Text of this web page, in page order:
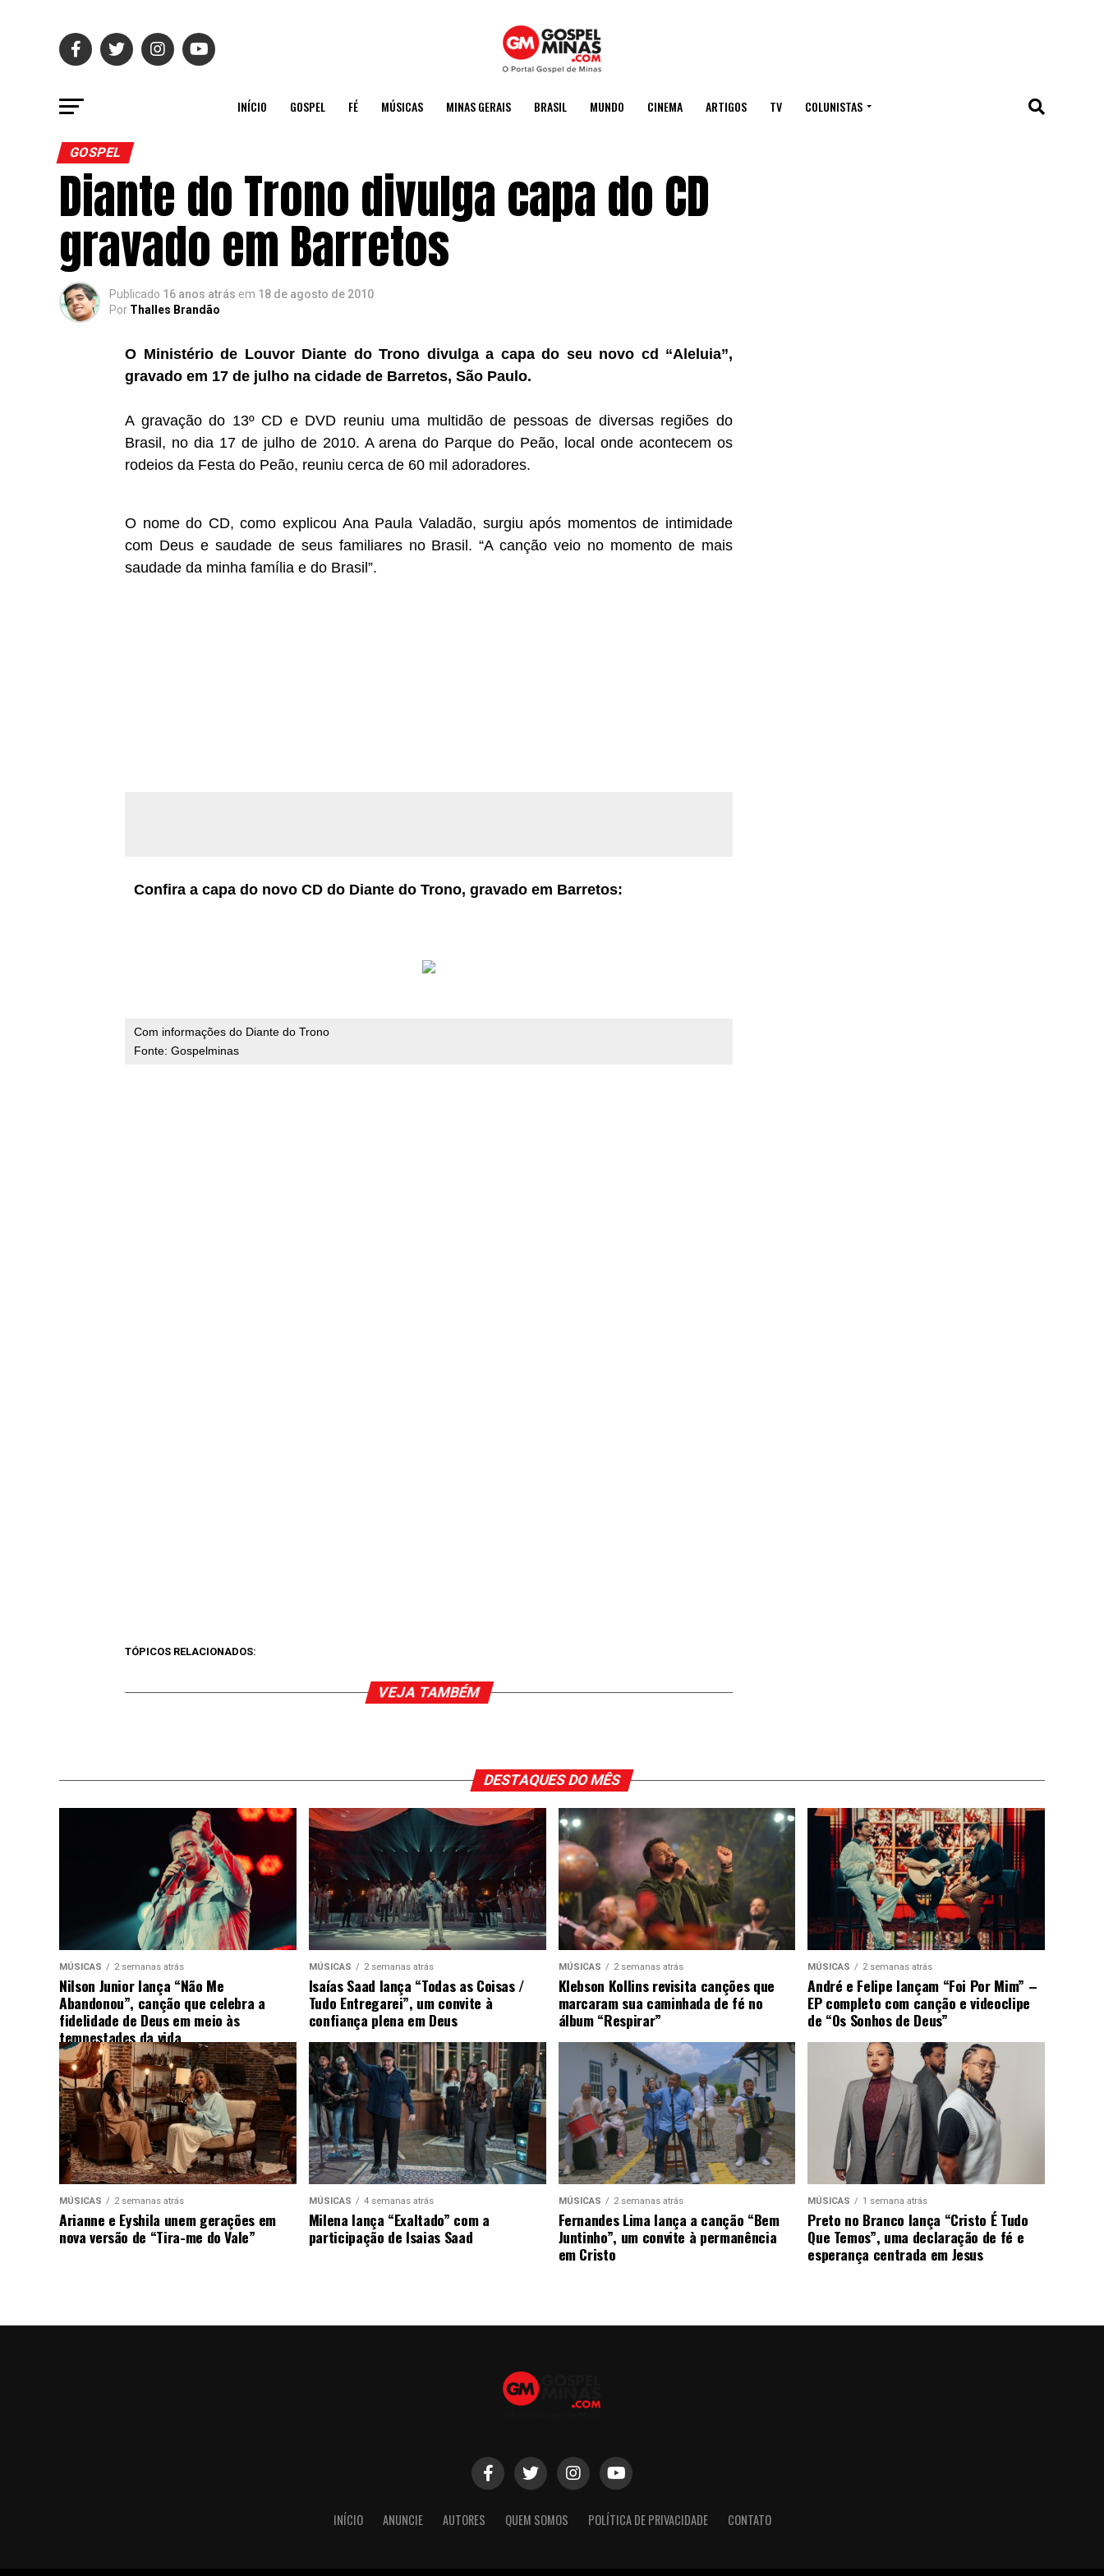
INÍCIO GOSPEL FÉ MÚSICAS MINAS GERAIS BRASIL MUNDO CINEMA ARTIGOS TV COLUNISTAS
GOSPEL
Diante do Trono divulga capa do CD
gravado em Barretos
Publicado 16 anos atrás em 18 de agosto de 2010
Por Thalles Brandão
O Ministério de Louvor Diante do Trono divulga a capa do seu novo cd “Aleluia”,
gravado em 17 de julho na cidade de Barretos, São Paulo.
A gravação do 13º CD e DVD reuniu uma multidão de pessoas de diversas regiões do
Brasil, no dia 17 de julho de 2010. A arena do Parque do Peão, local onde acontecem os
rodeios da Festa do Peão, reuniu cerca de 60 mil adoradores.
O nome do CD, como explicou Ana Paula Valadão, surgiu após momentos de intimidade
com Deus e saudade de seus familiares no Brasil. “A canção veio no momento de mais
saudade da minha família e do Brasil”.
Confira a capa do novo CD do Diante do Trono, gravado em Barretos:
Com informações do Diante do Trono
Fonte: Gospelminas
TÓPICOS RELACIONADOS:
VEJA TAMBÉM
DESTAQUES DO MÊS
MÚSICAS 2 semanas atrás
Nilson Junior lança “Não Me
Abandonou”, canção que celebra a
fidelidade de Deus em meio às
tempestades da vida
MÚSICAS 2 semanas atrás
Isaías Saad lança “Todas as Coisas /
Tudo Entregarei”, um convite à
confiança plena em Deus
MÚSICAS 2 semanas atrás
Klebson Kollins revisita canções que
marcaram sua caminhada de fé no
álbum “Respirar”
MÚSICAS 2 semanas atrás
André e Felipe lançam “Foi Por Mim” –
EP completo com canção e videoclipe
de “Os Sonhos de Deus”
MÚSICAS 2 semanas atrás
Arianne e Eyshila unem gerações em
nova versão de “Tira-me do Vale”
MÚSICAS 4 semanas atrás
Milena lança “Exaltado” com a
participação de Isaias Saad
MÚSICAS 2 semanas atrás
Fernandes Lima lança a canção “Bem
Juntinho”, um convite à permanência
em Cristo
MÚSICAS 1 semana atrás
Preto no Branco lança “Cristo É Tudo
Que Temos”, uma declaração de fé e
esperança centrada em Jesus
INÍCIO ANUNCIE AUTORES QUEM SOMOS POLÍTICA DE PRIVACIDADE CONTATO